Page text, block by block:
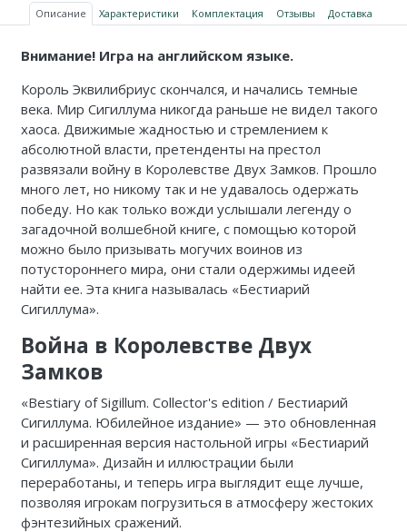
Описание Характеристики Комплектация Отзывы Доставка
Внимание! Игра на английском языке.
Король Эквилибриус скончался, и начались темные
века. Мир Сигиллума никогда раньше не видел такого
хаоса. Движимые жадностью и стремлением к
абсолютной власти, претенденты на престол
развязали войну в Королевстве Двух Замков. Прошло
много лет, но никому так и не удавалось одержать
победу. Но как только вожди услышали легенду о
загадочной волшебной книге, с помощью которой
можно было призывать могучих воинов из
потустороннего мира, они стали одержимы идеей
найти ее. Эта книга называлась «Бестиарий
Сигиллума».
Война в Королевстве Двух
Замков
«Bestiary of Sigillum. Collector's edition / Бестиарий
Сигиллума. Юбилейное издание» — это обновленная
и расширенная версия настольной игры «Бестиарий
Сигиллума». Дизайн и иллюстрации были
переработаны, и теперь игра выглядит еще лучше,
позволяя игрокам погрузиться в атмосферу жестоких
фэнтезийных сражений.